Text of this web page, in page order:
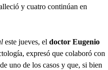
y cuatro continúan en
este jueves, el doctor Eugenio
expresó que colaboró con
uno de los casos y que, si bien